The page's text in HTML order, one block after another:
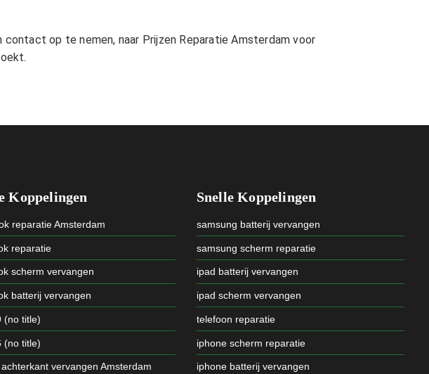
contact op te nemen, naar Prijzen Reparatie Amsterdam voor
Koppelingen
reparatie Amsterdam
reparatie
scherm vervangen
batterij vervangen
(no title)
(no title)
vervangen Amsterdam
Snelle Koppelingen
samsung batterij vervangen
samsung scherm reparatie
ipad batterij vervangen
ipad scherm vervangen
telefoon reparatie
iphone scherm reparatie
iphone batterij vervangen